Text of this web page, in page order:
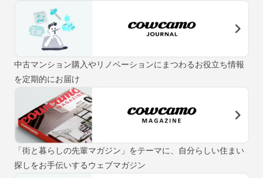
中古マンション購入やリノベーションにまつわるお役立ち情報
を定期的にお届け
「街と暮らしの先輩マガジン」をテーマに、自分らしい住まい
探しをお手伝いするウェブマガジン